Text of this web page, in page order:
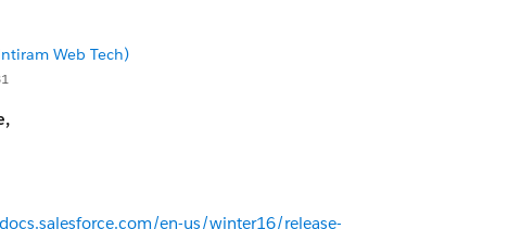
Web Tech)
en-us/winter16/release-